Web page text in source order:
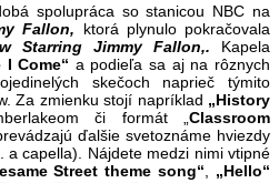
spolupráca so stanicou NBC na
Fallon, ktorá plynulo pokračovala
Starring Jimmy Fallon,. Kapela
I Come“ a podieľa sa aj na rôznych
skečoch naprieč týmito
Za zmienku stojí napríklad „History
či formát „Classroom
ďalšie svetoznáme hviezdy
capella). Nájdete medzi nimi vtipné
Street theme song“
„Hello“